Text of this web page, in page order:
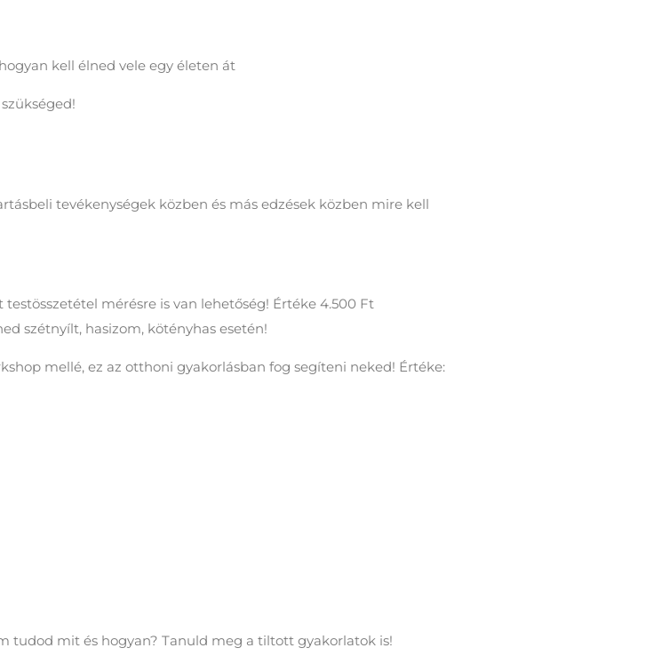
kell élned vele egy életen át
tevékenységek közben és más edzések közben mire kell
mérésre is van lehetőség! Értéke 4.500 Ft
szétnyílt, hasizom, kötényhas esetén!
mellé, ez az otthoni gyakorlásban fog segíteni neked! Értéke:
tudod mit és hogyan? Tanuld meg a tiltott gyakorlatok is!